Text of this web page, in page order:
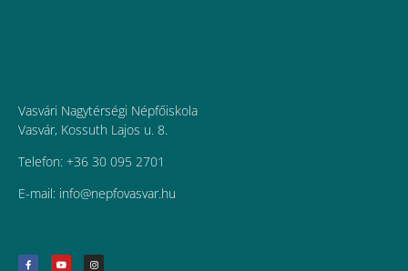
Vasvári Nagytérségi Népfőiskola
Vasvár, Kossuth Lajos u. 8.
Telefon: +36 30 095 2701
E-mail: uh.ravsavofpen@ofni